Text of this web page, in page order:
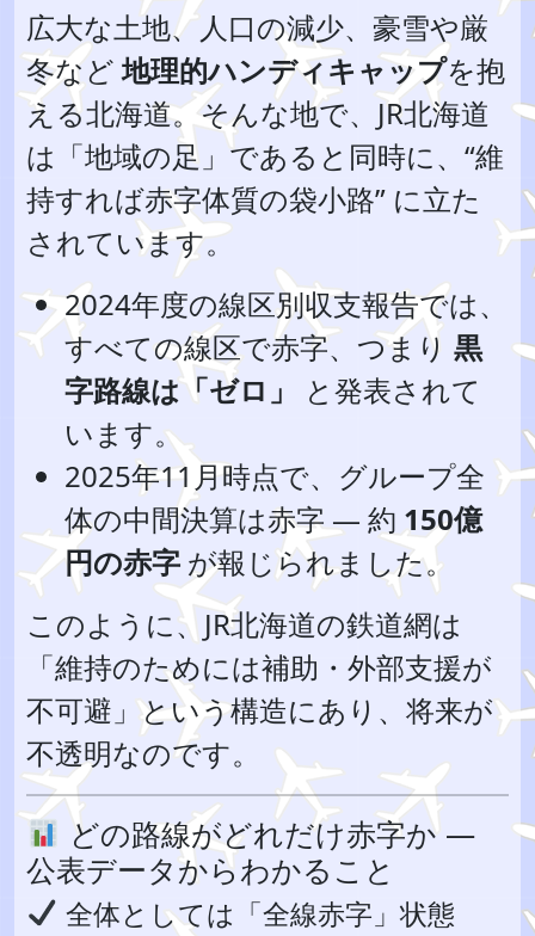
広大な土地、人口の減少、豪雪や厳
冬など地理的ハンディキャップを抱
える北海道。そんな地で、JR北海道
は「地域の足」であると同時に、“維
持すれば赤字体質の袋小路” に立た
されています。
2024年度の線区別収支報告では、
すべての線区で赤字、つまり 黒
字路線は「ゼロ」
と発表されて
います。
2025年11月時点で、グループ全
体の中間決算は赤字 — 約 150億
円の赤字 が報じられました。
このように、JR北海道の鉄道網は
「維持のためには補助・外部支援が
不可避」という構造にあり、将来が
不透明なのです。
どの路線がどれだけ赤字か —
公表データからわかること
全体としては「全線赤字」状態